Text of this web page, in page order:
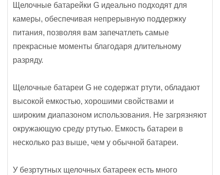
Щелочные батарейки G идеально подходят для
камеры, обеспечивая непрерывную поддержку
питания, позволяя вам запечатлеть самые
прекрасные моменты благодаря длительному
разряду.
Щелочные батареи G не содержат ртути, обладают
высокой емкостью, хорошими свойствами и
широким диапазоном использования. Не загрязняют
окружающую среду ртутью. Емкость батареи в
несколько раз выше, чем у обычной батареи.
У безртутных щелочных батареек есть много